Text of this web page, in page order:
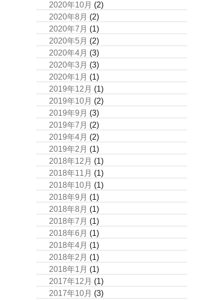
2020年10月 (2)
2020年8月 (2)
2020年7月 (1)
2020年5月 (2)
2020年4月 (3)
2020年3月 (3)
2020年1月 (1)
2019年12月 (1)
2019年10月 (2)
2019年9月 (3)
2019年7月 (2)
2019年4月 (2)
2019年2月 (1)
2018年12月 (1)
2018年11月 (1)
2018年10月 (1)
2018年9月 (1)
2018年8月 (1)
2018年7月 (1)
2018年6月 (1)
2018年4月 (1)
2018年2月 (1)
2018年1月 (1)
2017年12月 (1)
2017年10月 (3)